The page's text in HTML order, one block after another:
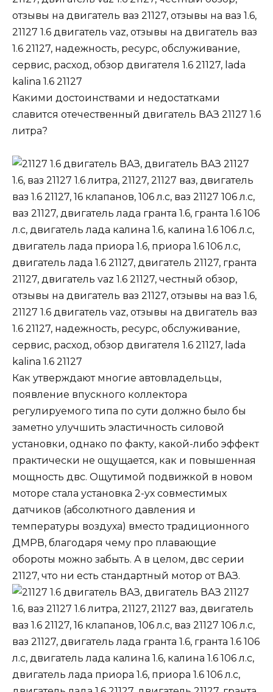
Какими достоинствами и недостатками
славится отечественный двигатель ВАЗ 21127 1 .6
литра?
Как утверждают многие автовладельцы,
появление впускного коллектора
регулируемого типа по сути должно было бы
заметно улучшить эластичность силовой
установки, однако по факту, какой-либо эффект
практически не ощущается, как и повышенная
мощность двс. Ощутимой подвижкой в новом
моторе стала установка 2-ух совместимых
датчиков (абсолютного давления и
температуры воздуха) вместо традиционного
ДМРВ, благодаря чему про плавающие
обороты можно забыть. А в целом, двс серии
21127, что ни есть стандартный мотор от ВАЗ.